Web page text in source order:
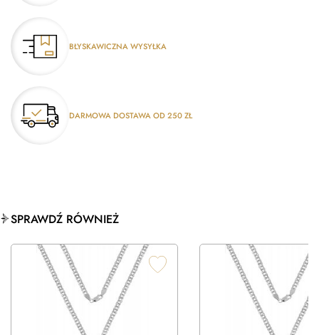
BŁYSKAWICZNA WYSYŁKA
DARMOWA DOSTAWA OD 250 ZŁ
SPRAWDŹ RÓWNIEŻ